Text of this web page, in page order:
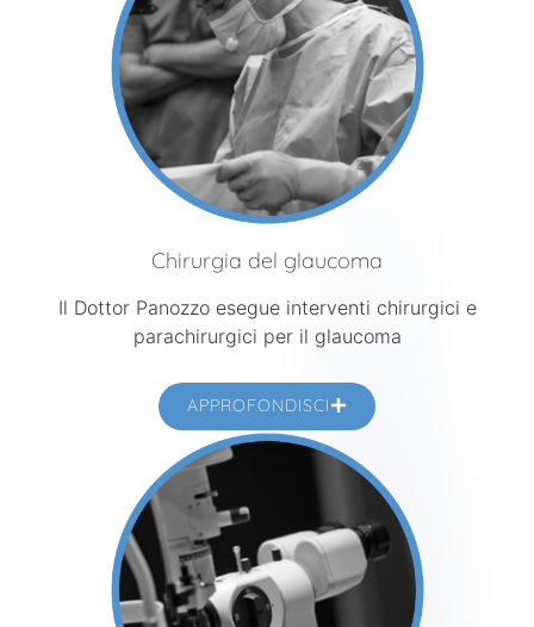
Chirurgia del glaucoma
Il Dottor Panozzo esegue interventi chirurgici e
parachirurgici per il glaucoma
APPROFONDISCI